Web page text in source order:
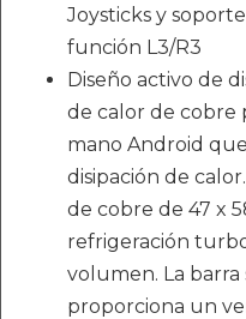
Joysticks y
función L3/R3
Diseño activo de
de calor de cobre
mano Android
disipación de
de cobre de 47 x
refrigeración
volumen. La
proporciona un